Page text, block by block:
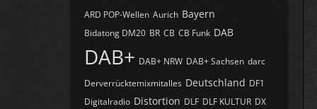
ARD POP-Wellen Aurich Bayern
Bidatong DM20 BR CB CB Funk DAB
DAB+ DAB+ NRW DAB+ Sachsen darc
Derverrücktemixmitalles Deutschland DF1
Digitalradio Distortion DLF DLF KULTUR DX